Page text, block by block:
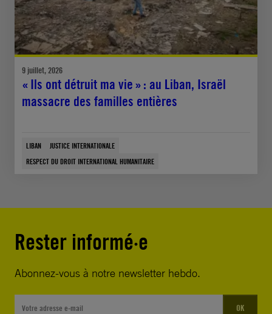
9 juillet, 2026
« Ils ont détruit ma vie » : au Liban, Israël
massacre des familles entières
LIBAN
JUSTICE INTERNATIONALE
RESPECT DU DROIT INTERNATIONAL HUMANITAIRE
Rester informé·e
Abonnez-vous à notre newsletter hebdo.
OK